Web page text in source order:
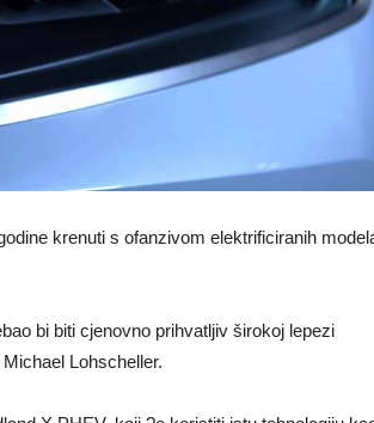
krenuti s ofanzivom elektrificiranih
bi biti cjenovno prihvatljiv širokoj lepezi
Lohscheller.